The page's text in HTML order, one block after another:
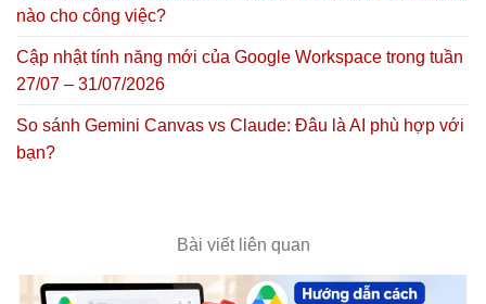
nào cho công việc?
Cập nhật tính năng mới của Google Workspace trong tuần
27/07 – 31/07/2026
So sánh Gemini Canvas vs Claude: Đâu là AI phù hợp với
bạn?
Bài viết liên quan